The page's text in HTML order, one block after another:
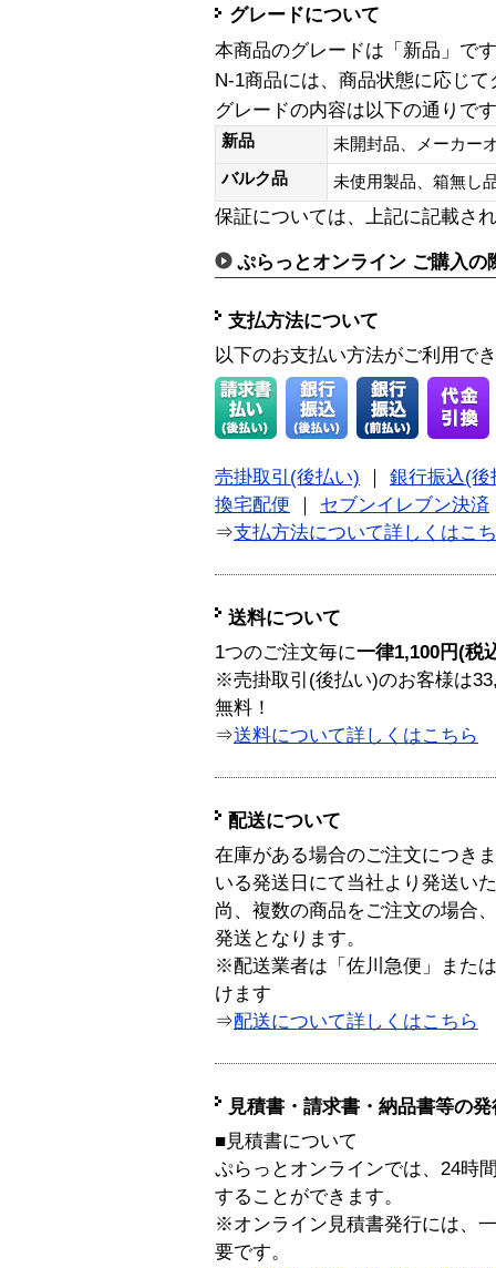
グレードについて
本商品のグレードは「新品」です
N-1商品には、商品状態に応じ
グレードの内容は以下の通りで
新品
未開封品、メーカー
バルク品
未使用製品、箱無
保証については、上記に記載さ
ぷらっとオンライン ご購入の
支払方法について
以下のお支払い方法がご利用で
売掛取引(後払い)
銀行振込(後
換宅配便
セブンイレブン決済
⇒支払方法について詳しくはこ
送料について
1つのご注文毎に一律1,100円(税
※売掛取引(後払い)のお客様は
無料！
⇒送料について詳しくはこちら
配送について
在庫がある場合のご注文につき
いる発送日にて当社より発送い
尚、複数の商品をご注文の場合
発送となります。
※配送業者は「佐川急便」また
けます
⇒配送について詳しくはこちら
見積書・請求書・納品書等の
■見積書について
ぷらっとオンラインでは、24時
することができます。
※オンライン見積書発行には、
要です。